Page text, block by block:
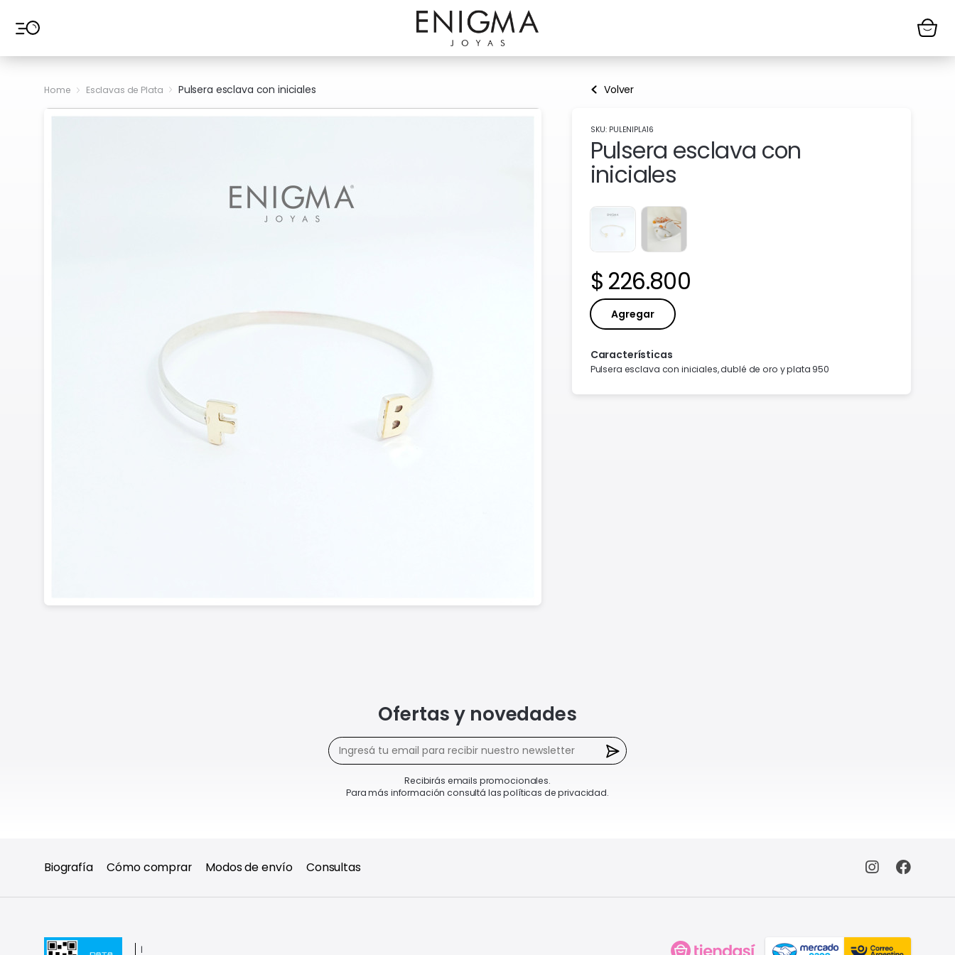
Home Esclavas de Plata Pulsera esclava con iniciales Volver
SKU: PULENIPLA16
Pulsera esclava con
iniciales
Precio:
226.800
Agregar
Características
Pulsera esclava con iniciales, dublé de oro y plata 950
Ofertas y novedades
Recibirás emails promocionales.
Para más información consultá las políticas de privacidad.
Biografía Cómo comprar Modos de envío Consultas
|